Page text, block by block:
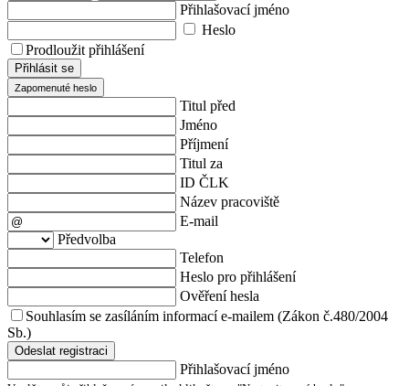
Přihlašovací jméno
Heslo
Prodloužit přihlášení
Přihlásit se
Zapomenuté heslo
Titul před
Jméno
Příjmení
Titul za
ID ČLK
Název pracoviště
E-mail
Předvolba
Telefon
Heslo pro přihlášení
Ověření hesla
Souhlasím se zasíláním informací e-mailem (Zákon č.480/2004
Sb.)
Odeslat registraci
Přihlašovací jméno